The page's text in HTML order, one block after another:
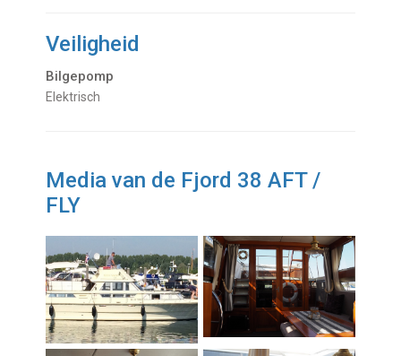
Veiligheid
Bilgepomp
Elektrisch
Media van de Fjord 38 AFT /
FLY